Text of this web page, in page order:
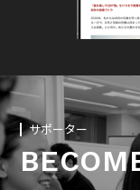
サポーター